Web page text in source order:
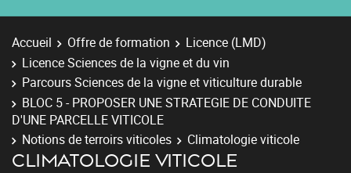
Accueil Offre de formation
Licence (LMD)
Licence Sciences de la vigne et du vin
Parcours Sciences de la vigne et viticulture durable
BLOC 5 - PROPOSER UNE STRATEGIE DE CONDUITE
D'UNE PARCELLE VITICOLE
Notions de terroirs viticoles
Climatologie viticole
CLIMATOLOGIE VITICOLE